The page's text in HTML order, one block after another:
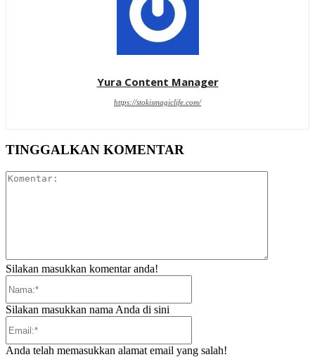
Yura Content Manager
https://stokismagiclife.com/
TINGGALKAN KOMENTAR
Silakan masukkan komentar anda!
Silakan masukkan nama Anda di sini
Anda telah memasukkan alamat email yang salah!